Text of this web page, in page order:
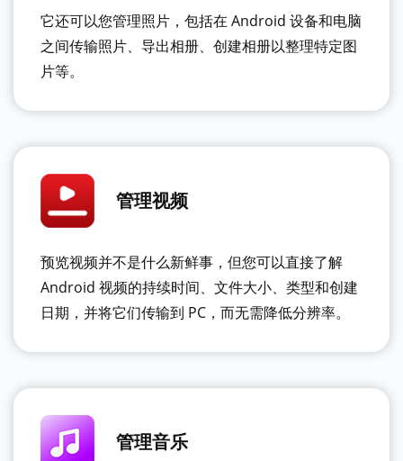
它还可以您管理照片，包括在 Android 设备和电脑
之间传输照片、导出相册、创建相册以整理特定图
片等。
管理视频
预览视频并不是什么新鲜事，但您可以直接了解
Android 视频的持续时间、文件大小、类型和创建
日期，并将它们传输到 PC，而无需降低分辨率。
管理音乐